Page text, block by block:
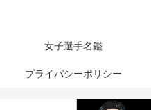
女子選手名鑑
プライバシーポリシー